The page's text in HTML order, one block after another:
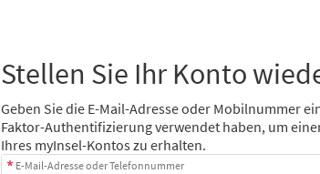
Stellen Sie Ihr Konto
Geben Sie die E-Mail-Adresse oder Mobilnummer
Faktor-Authentifizierung verwendet haben, um
Ihres myInsel-Kontos zu erhalten.
E-Mail-Adresse oder Telefonnummer